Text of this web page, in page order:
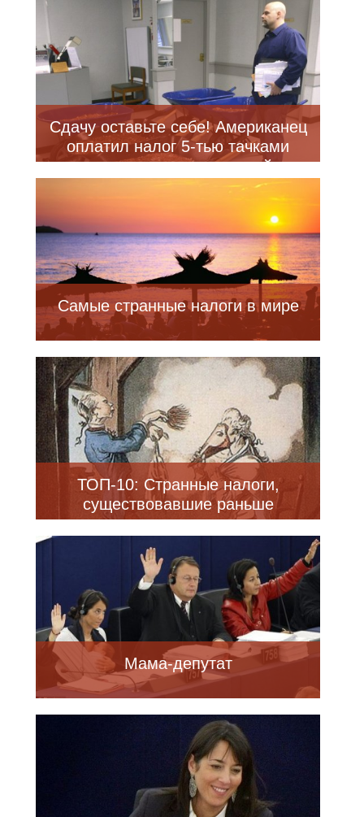
Сдачу оставьте себе! Американец
оплатил налог 5-тью тачками
монет после длительной
судебной тяжбы (3 фото + видео)
Самые странные налоги в мире
ТОП-10: Странные налоги,
существовавшие раньше
Мама-депутат